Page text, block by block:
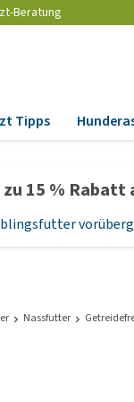
Beratung
Trockenfutter
Nassfutter
Leckerlis
Tipps
zu 15 %
Nassfutter